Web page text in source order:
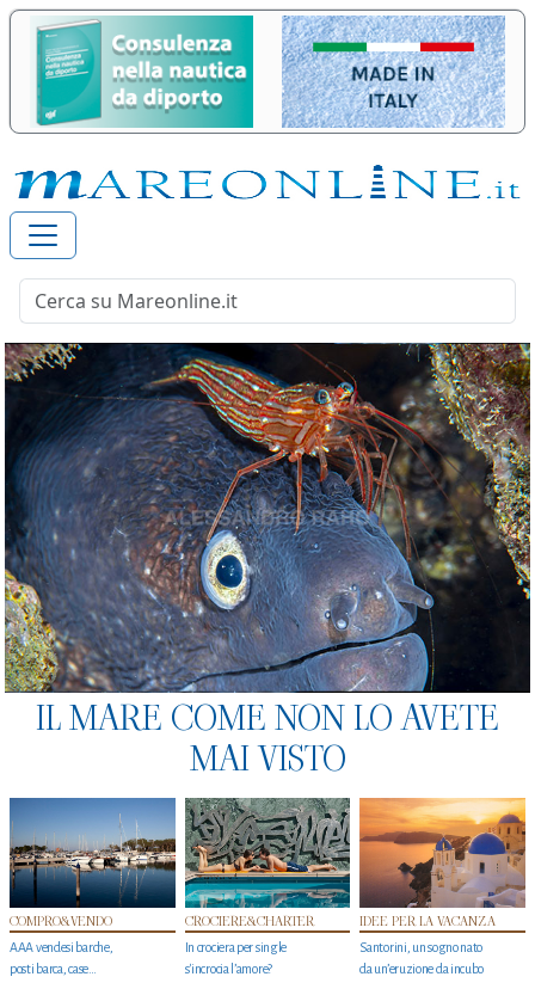
IL MARE COME NON LO AVETE
MAI VISTO
COMPRO&VENDO
AAA vendesi barche,
posti barca, case…
CROCIERE&CHARTER
In crociera per single
s'incrocia l’amore?
IDEE PER LA VACANZA
Santorini, un sogno nato
da un’eruzione da incubo